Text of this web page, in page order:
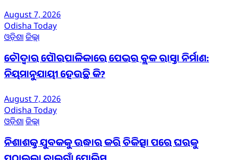
August 7, 2026
Odisha Today
ଓଡ଼ିଶାଜିଲ୍ଲା
ଚୌଦ୍ୱାର ପୌରପାଳିକାରେ ପେଭର ବ୍ଲକ ରାସ୍ତା ନିର୍ମାଣ:
ନିୟମାନୁଯାୟୀ ହେଉଛି କି?
August 7, 2026
Odisha Today
ଓଡ଼ିଶାଜିଲ୍ଲା
ନିଶାଶକ୍ତ ଯୁବକକୁ ଉଦ୍ଧାର କରି ଚିକିତ୍ସା ପରେ ଘରକୁ